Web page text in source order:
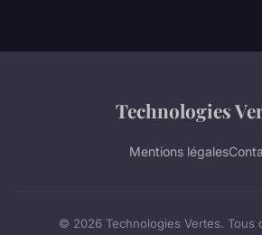
Technologies
Mentions légales
© 2026 Technologies Vertes. Tous